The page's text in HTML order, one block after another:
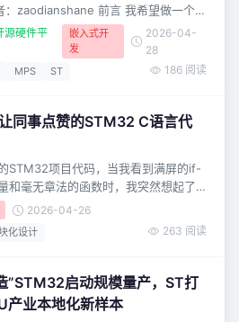
：zaodianshane 前言 我希望做一个雷
行的时候，只要有车/人靠近盲区。 雷
本文主要分享这个雷达的
！ 但在分享之前，俺想先说明一下 *其
都是近1个月利用晚上下班时间看视频
源硬件平
嵌入式开
发
2026-04-
28
MPS ST 186 阅读
同事点赞的STM32 C语言代
STM32项目代码，当我看到满屏的if-
和毫无章法的函数时，我突然想起了
式项目——那个只有我自己能看懂的
分享如何写出既高效又优雅的STM32
我在团队中获得“代码诗人”的称号。
2026-04-26
化设计 263 阅读
”STM32启动规模量产，ST打
产业本地化新样本